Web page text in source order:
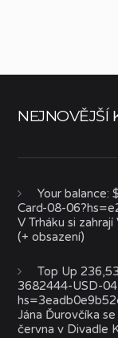
NEJNOVĚJŠÍ
Your balance:
Card-08-
V Trháku si
(+ obsazení)
Top Up
3682444-USD-
Jána Ďurovčíka
června v Divadle